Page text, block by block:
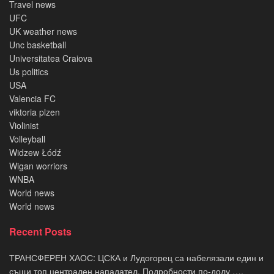
Travel news
UFC
UK weather news
Unc basketball
Universitatea Craiova
Us politics
USA
Valencia FC
viktoria plzen
Violinist
Volleyball
Widzew Łódź
Wigan worriors
WNBA
World news
World news
Recent Posts
ТРАНСФЕРЕН ХАОС: ЦСКА и Лудогорец са набелязали един и
същи топ централен нападател. Подробности по-долу ….